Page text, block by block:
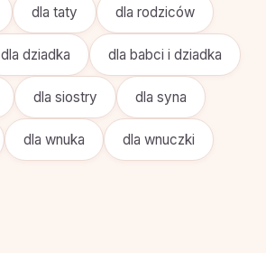
dla taty dla rodziców
dla dziadka dla babci i dziadka
dla siostry dla syna
dla wnuka dla wnuczki